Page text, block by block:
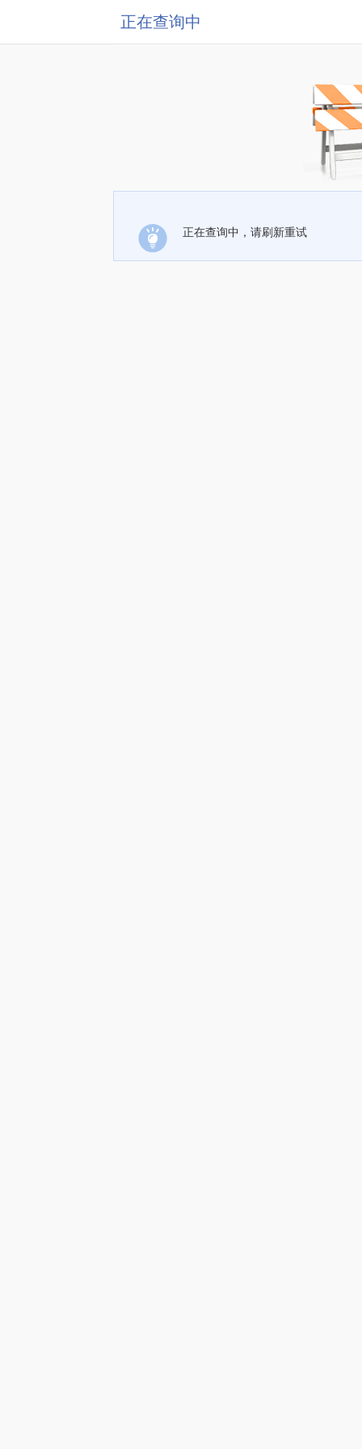
正在查询中
正在查询中，请刷新重试